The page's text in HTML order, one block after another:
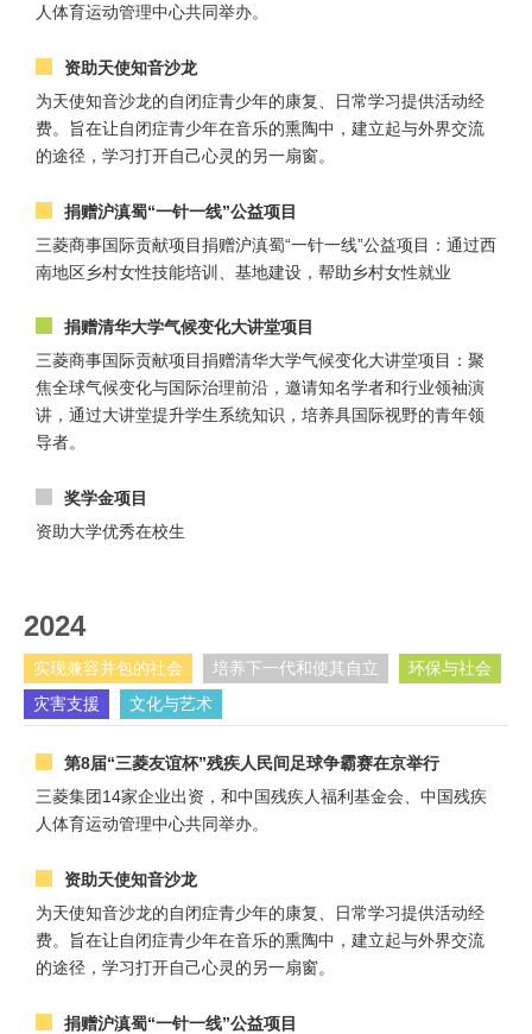
人体育运动管理中心共同举办。
资助天使知音沙龙
为天使知音沙龙的自闭症青少年的康复、日常学习提供活动经
费。旨在让自闭症青少年在音乐的熏陶中，建立起与外界交流
的途径，学习打开自己心灵的另一扇窗。
捐赠沪滇蜀“一针一线”公益项目
三菱商事国际贡献项目捐赠沪滇蜀“一针一线”公益项目：通过西
南地区乡村女性技能培训、基地建设，帮助乡村女性就业
捐赠清华大学气候变化大讲堂项目
三菱商事国际贡献项目捐赠清华大学气候变化大讲堂项目：聚
焦全球气候变化与国际治理前沿，邀请知名学者和行业领袖演
讲，通过大讲堂提升学生系统知识，培养具国际视野的青年领
导者。
奖学金项目
资助大学优秀在校生
2024
实现兼容并包的社会 培养下一代和使其自立
环保与社会
灾害支援
文化与艺术
第8届“三菱友谊杯”残疾人民间足球争霸赛在京举行
三菱集团14家企业出资，和中国残疾人福利基金会、中国残疾
人体育运动管理中心共同举办。
资助天使知音沙龙
为天使知音沙龙的自闭症青少年的康复、日常学习提供活动经
费。旨在让自闭症青少年在音乐的熏陶中，建立起与外界交流
的途径，学习打开自己心灵的另一扇窗。
捐赠沪滇蜀“一针一线”公益项目